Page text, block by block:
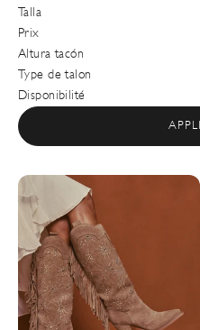
Talla
Prix
Altura tacón
Type de talon
Disponibilité